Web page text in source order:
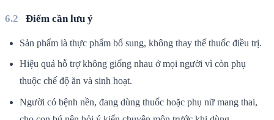
Điểm cần lưu ý
Sản phẩm là thực phẩm bổ sung, không thay thế thuốc điều trị.
Hiệu quả hỗ trợ không giống nhau ở mọi người vì còn phụ
thuộc chế độ ăn và sinh hoạt.
Người có bệnh nền, đang dùng thuốc hoặc phụ nữ mang thai,